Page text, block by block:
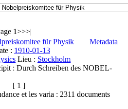
1>>>|
für Physik
Metadata
: 1910-01-13
Lieu : Stockholm
: Durch Schreiben des NOBEL-
[ 1 ]
et les varia : 2311 documents